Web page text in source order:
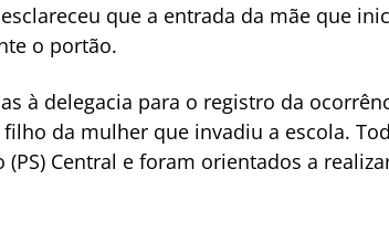
que a entrada da mãe que
o portão.
à delegacia para o registro da
da mulher que invadiu a escola.
Central e foram orientados a